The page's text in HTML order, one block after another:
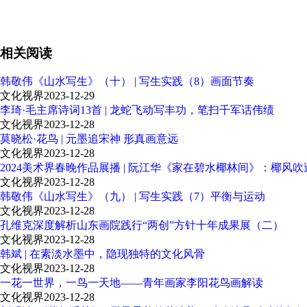
相关阅读
韩敬伟《山水写生》（十） | 写生实践（8）画面节奏
文化视界2023-12-29
李琦·毛主席诗词13首 | 龙蛇飞动写丰功，笔扫千军话伟绩
文化视界2023-12-28
莫晓松·花鸟 | 元墨追宋神 形真画意远
文化视界2023-12-28
2024美术界春晚作品展播 | 阮江华《家在碧水椰林间》：椰风
文化视界2023-12-28
韩敬伟《山水写生》（九） | 写生实践（7）平衡与运动
文化视界2023-12-28
孔维克深度解析山东画院践行“两创”方针十年成果展（二）
文化视界2023-12-28
韩斌 | 在素淡水墨中，隐现独特的文化风骨
文化视界2023-12-28
一花一世界，一鸟一天地——青年画家李阳花鸟画解读
文化视界2023-12-28